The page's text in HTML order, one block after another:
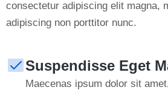
consectetur adipiscing elit magna,
adipiscing non porttitor nunc.
Suspendisse Eget
Maecenas ipsum dolor sit